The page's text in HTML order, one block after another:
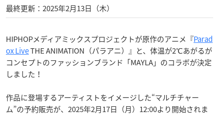
最終更新：2025年2月13日（木）
HIPHOPメディアミックスプロジェクトが原作のアニメ『Parad
ox LiveTHE ANIMATION（パラアニ）』と、体温が2℃あがるが
コンセプトのファッションブランド「MAYLA」のコラボが決定
しました！
作品に登場するアーティストをイメージした“マルチチャー
ム”の予約販売が、2025年2月17日（月）12:00より開始されま